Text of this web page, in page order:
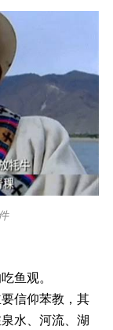
鱼观。
信仰苯教，其
水、河流、湖